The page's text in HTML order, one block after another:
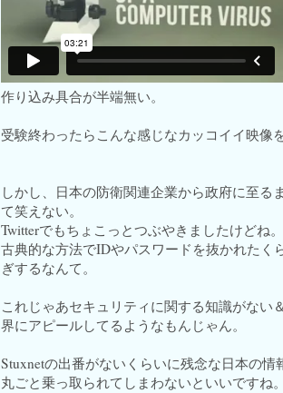
作り込み具合が半端無い。
受験終わったらこんな感じなカッコイイ映
しかし、日本の防衛関連企業から政府に至る
て笑えない。
Twitterでもちょこっとつぶやきましたけどね。
古典的な方法でIDやパスワードを抜かれたく
ぎするなんて。
これじゃあセキュリティに関する知識がない
界にアピールしてるようなもんじゃん。
Stuxnetの出番がないくらいに残念な日本の情
丸ごと乗っ取られてしまわないといいですね。